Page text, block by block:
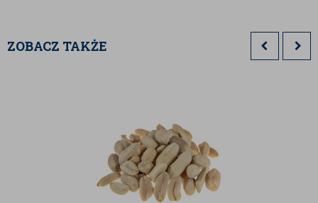
wspierające metabolizm i układ nerwowy.
Minerały– takie jak magnez, cynk, żelazo
i fosfor, które odgrywają kluczową rolę w
Wspierają zdrowie serca– dzięki
zawartości zdrowych tłuszczów pomagają
regulować poziom cholesterolu.
Poprawiają funkcjonowanie mózgu
bogactwo witamin z grupy B wspomaga
koncentrację i pamięć.
ZOBACZ TAKŻE